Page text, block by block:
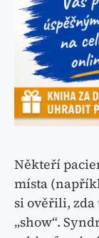
Někteří
místa
si ověřili, zda
„show“.